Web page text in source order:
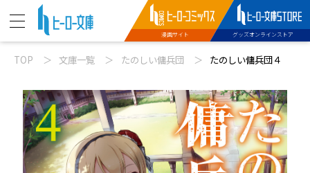
動画
文庫新刊
漫画サイト グッズオンラインストア
TOP 文庫一覧 たのしい傭兵団 たのしい傭兵団４